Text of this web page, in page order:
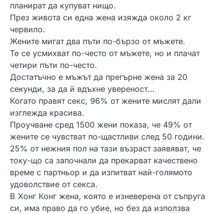
планират да купуват нищо.
През живота си една жена изяжда около 2 кг
червило.
Жените мигат два пъти по-бързо от мъжете.
Те се усмихват по-често от мъжете, но и плачат
четири пъти по-често.
Достатъчно е мъжът да прегърне жена за 20
секунди, за да й вдъхне увереност…
Когато правят секс, 96% от жените мислят дали
изглежда красива.
Проучване сред 1500 жени показа, че 49% от
жените се чувстват по-щастливи след 50 години.
25% от нежния пол на тази възраст заявяват, че
току-що са започнали да прекарват качествено
време с партньор и да изпитват най-голямото
удоволствие от секса.
В Хонг Конг жена, която е изневерена от съпруга
си, има право да го убие, но без да използва